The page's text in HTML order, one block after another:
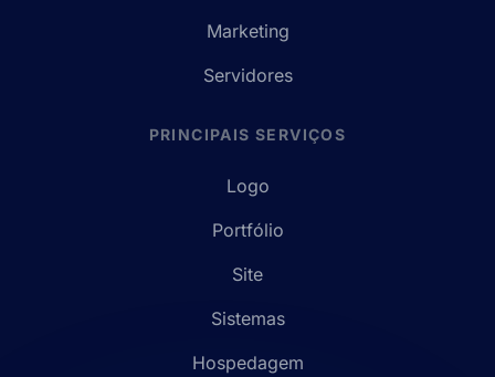
Marketing
Servidores
PRINCIPAIS SERVIÇOS
Logo
Portfólio
Site
Sistemas
Hospedagem